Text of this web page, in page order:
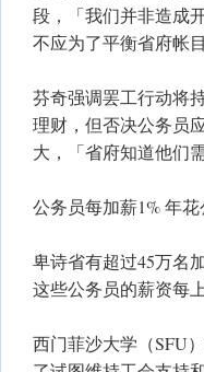
段，「我们并非造成
不应为了平衡省府帐
芬奇强调罢工行动将
理财，但否决公务员
大，「省府知道他们
公务员每加薪1% 年花
卑诗省有超过45万名
这些公务员的薪资每
西门菲沙大学（SFU